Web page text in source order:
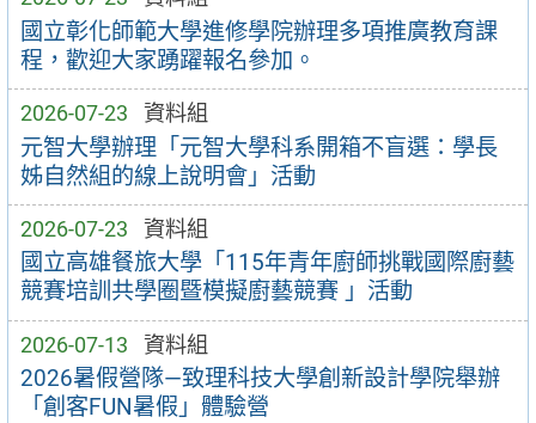
國立彰化師範大學進修學院辦理多項推廣教育課
程，歡迎大家踴躍報名參加。
2026-07-23 資料組
元智大學辦理「元智大學科系開箱不盲選：學長
姊自然組的線上說明會」活動
2026-07-23 資料組
國立高雄餐旅大學「115年青年廚師挑戰國際廚藝
競賽培訓共學圈暨模擬廚藝競賽 」活動
2026-07-13 資料組
2026暑假營隊—致理科技大學創新設計學院舉辦
「創客FUN暑假」體驗營